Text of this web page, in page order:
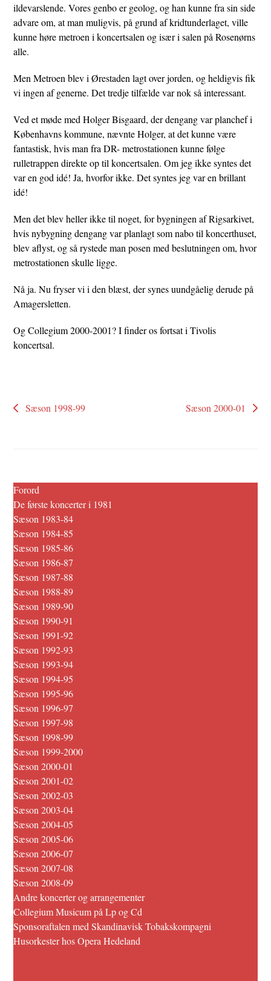
ildevarslende. Vores genbo er geolog, og han kunne fra sin side
advare om, at man muligvis, på grund af kridtunderlaget, ville
kunne høre metroen i koncertsalen og især i salen på Rosenørns
alle.
Men Metroen blev i Ørestaden lagt over jorden, og heldigvis fik
vi ingen af generne. Det tredje tilfælde var nok så interessant.
Ved et møde med Holger Bisgaard, der dengang var planchef i
Københavns kommune, nævnte Holger, at det kunne være
fantastisk, hvis man fra DR- metrostationen kunne følge
rulletrappen direkte op til koncertsalen. Om jeg ikke syntes det
var en god idé! Ja, hvorfor ikke. Det syntes jeg var en brillant
idé!
Men det blev heller ikke til noget, for bygningen af Rigsarkivet,
hvis nybygning dengang var planlagt som nabo til koncerthuset,
blev aflyst, og så rystede man posen med beslutningen om, hvor
metrostationen skulle ligge.
Nå ja. Nu fryser vi i den blæst, der synes uundgåelig derude på
Amagersletten.
Og Collegium 2000-2001? I finder os fortsat i Tivolis
koncertsal.
Sæson 1998-99 Sæson 2000-01
Forord
De første koncerter i 1981
Sæson 1983-84
Sæson 1984-85
Sæson 1985-86
Sæson 1986-87
Sæson 1987-88
Sæson 1988-89
Sæson 1989-90
Sæson 1990-91
Sæson 1991-92
Sæson 1992-93
Sæson 1993-94
Sæson 1994-95
Sæson 1995-96
Sæson 1996-97
Sæson 1997-98
Sæson 1998-99
Sæson 1999-2000
Sæson 2000-01
Sæson 2001-02
Sæson 2002-03
Sæson 2003-04
Sæson 2004-05
Sæson 2005-06
Sæson 2006-07
Sæson 2007-08
Sæson 2008-09
Andre koncerter og arrangementer
Collegium Musicum på Lp og Cd
Sponsoraftalen med Skandinavisk Tobakskompagni
Husorkester hos Opera Hedeland